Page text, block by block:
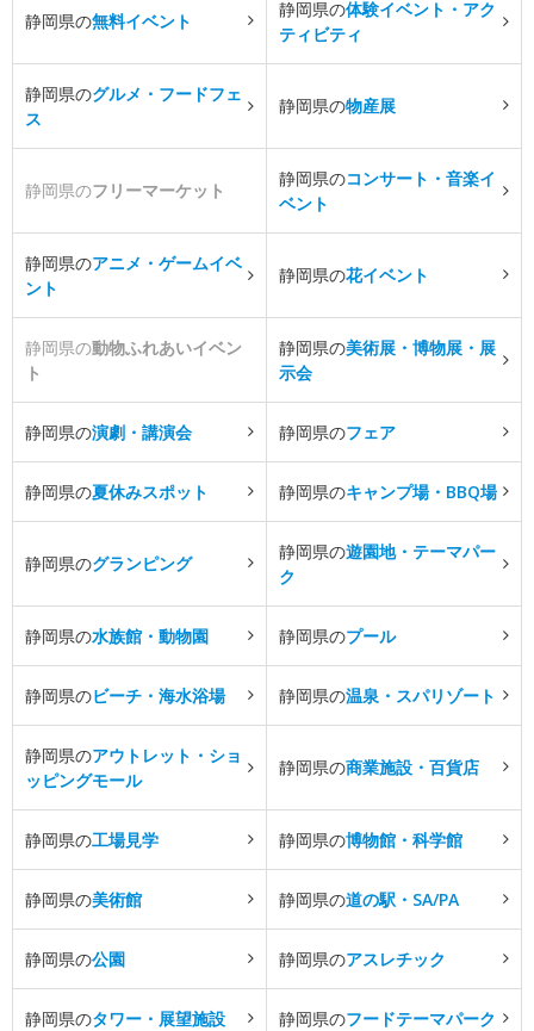
静岡県の無料イベント
静岡県の体験イベント・アク
ティビティ
静岡県のグルメ・フードフェ
ス
静岡県の物産展
静岡県のフリーマーケット
静岡県のコンサート・音楽イ
ベント
静岡県のアニメ・ゲームイベ
ント
静岡県の花イベント
静岡県の動物ふれあいイベン
ト
静岡県の美術展・博物展・展
示会
静岡県の演劇・講演会 静岡県のフェア
静岡県の夏休みスポット 静岡県のキャンプ場・BBQ場
静岡県のグランピング
静岡県の遊園地・テーマパー
ク
静岡県の水族館・動物園 静岡県のプール
静岡県のビーチ・海水浴場 静岡県の温泉・スパリゾート
静岡県のアウトレット・ショ
ッピングモール
静岡県の商業施設・百貨店
静岡県の工場見学 静岡県の博物館・科学館
静岡県の美術館 静岡県の道の駅・SA/PA
静岡県の公園 静岡県のアスレチック
静岡県のタワー・展望施設 静岡県のフードテーマパーク